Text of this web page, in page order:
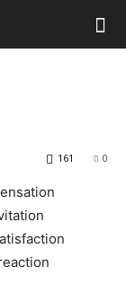
0
161